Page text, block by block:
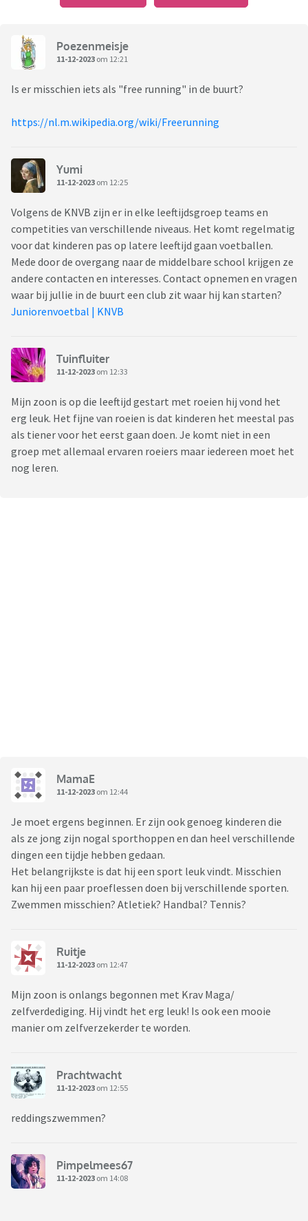
Poezenmeisje
11-12-2023 om 12:21
Is er misschien iets als "free running" in de buurt?
https://nl.m.wikipedia.org/wiki/Freerunning
Yumi
11-12-2023 om 12:25
Volgens de KNVB zijn er in elke leeftijdsgroep teams en
competities van verschillende niveaus. Het komt regelmatig
voor dat kinderen pas op latere leeftijd gaan voetballen.
Mede door de overgang naar de middelbare school krijgen ze
andere contacten en interesses. Contact opnemen en vragen
waar bij jullie in de buurt een club zit waar hij kan starten?
Juniorenvoetbal | KNVB
Tuinfluiter
11-12-2023 om 12:33
Mijn zoon is op die leeftijd gestart met roeien hij vond het
erg leuk. Het fijne van roeien is dat kinderen het meestal pas
als tiener voor het eerst gaan doen. Je komt niet in een
groep met allemaal ervaren roeiers maar iedereen moet het
nog leren.
MamaE
11-12-2023 om 12:44
Je moet ergens beginnen. Er zijn ook genoeg kinderen die
als ze jong zijn nogal sporthoppen en dan heel verschillende
dingen een tijdje hebben gedaan.
Het belangrijkste is dat hij een sport leuk vindt. Misschien
kan hij een paar proeflessen doen bij verschillende sporten.
Zwemmen misschien? Atletiek? Handbal? Tennis?
Ruitje
11-12-2023 om 12:47
Mijn zoon is onlangs begonnen met Krav Maga/
zelfverdediging. Hij vindt het erg leuk! Is ook een mooie
manier om zelfverzekerder te worden.
Prachtwacht
11-12-2023 om 12:55
reddingszwemmen?
Pimpelmees67
11-12-2023 om 14:08